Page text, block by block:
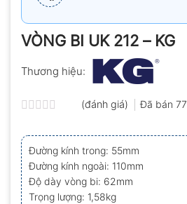
VÒNG BI UK 212 – KG
Thương hiệu:
xếp
hạng
0.0
5
sao
(đánh giá) Đã bán 77
Đường kính trong: 55mm
Đường kính ngoài: 110mm
Độ dày vòng bi: 62mm
Trọng lượng: 1,58kg